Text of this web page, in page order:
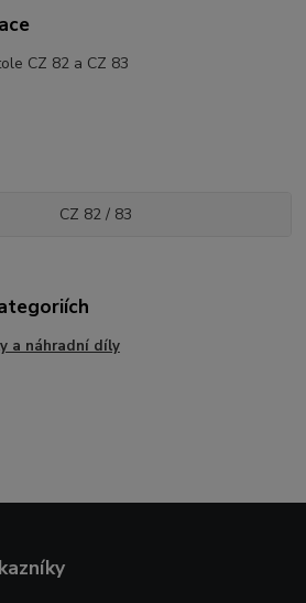
CZ 82 a CZ 83
CZ 82 / 83
a náhradní díly